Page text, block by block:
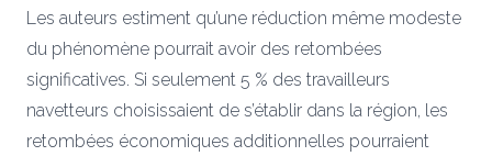
Les auteurs estiment qu’une réduction même modeste
du phénomène pourrait avoir des retombées
significatives. Si seulement 5 % des travailleurs
navetteurs choisissaient de s’établir dans la région, les
retombées économiques additionnelles pourraient